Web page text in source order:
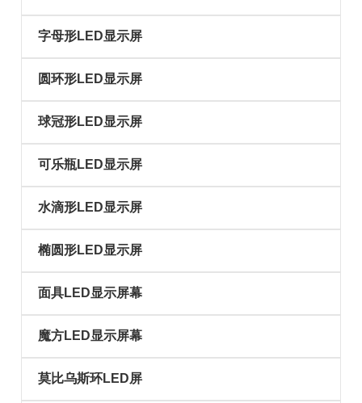
字母形LED显示屏
圆环形LED显示屏
球冠形LED显示屏
可乐瓶LED显示屏
水滴形LED显示屏
椭圆形LED显示屏
面具LED显示屏幕
魔方LED显示屏幕
莫比乌斯环LED屏